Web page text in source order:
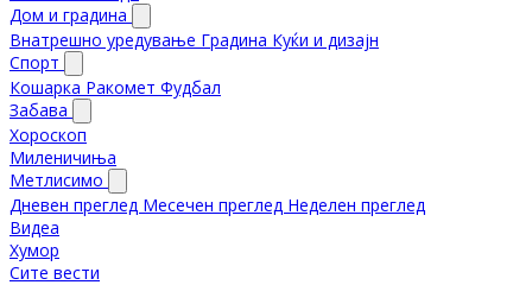
Дом и градина
Внатрешно уредување Градина Куќи и дизајн
Спорт
Кошарка Ракомет Фудбал
Забава
Хороскоп
Миленичиња
Метлисимо
Дневен преглед Месечен преглед Неделен преглед
Видеа
Хумор
Сите вести